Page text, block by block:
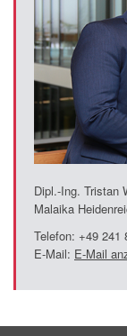
ES
MAGMA Türkei
EN
TR
MAGMA China
EN
ZH
MAGMA Indien
Dipl.-Ing. Tristan
Malaika
Telefon: +49 241
E-Mail: E-Mail